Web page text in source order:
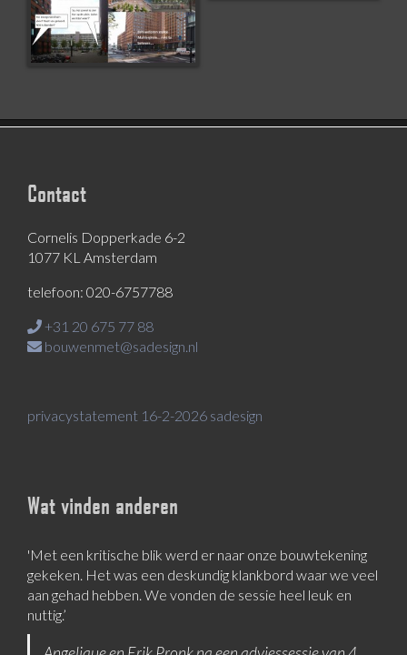
Contact
Cornelis Dopperkade 6-2
1077 KL Amsterdam
telefoon: 020-6757788
+31 20 675 77 88
bouwenmet@sadesign.nl
privacystatement 16-2-2026 sadesign
Wat vinden anderen
'Met een kritische blik werd er naar onze bouwtekening
gekeken. Het was een deskundig klankbord waar we veel
aan gehad hebben. We vonden de sessie heel leuk en
nuttig.’